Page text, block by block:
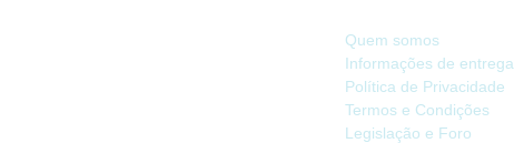
Quem somos
Informações de entrega
Política de Privacidade
Termos e Condições
Legislação e Foro